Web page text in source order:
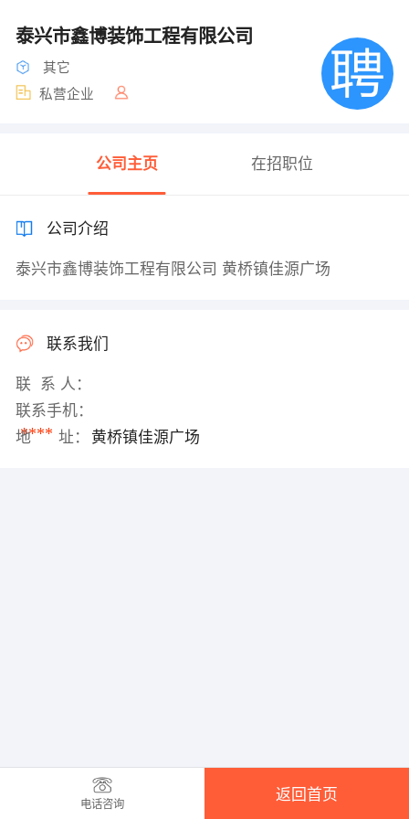
泰兴市鑫博装饰工程有限公司
其它
私营企业
公司主页 在招职位
公司介绍
泰兴市鑫博装饰工程有限公司 黄桥镇佳源广场
联系我们
联 系 人：
联系手机：
****
地 址： 黄桥镇佳源广场
电话咨询
返回首页